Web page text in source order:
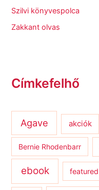
Szilvi könyvespolca
Zakkant olvas
Címkefelhő
Agave akciók
Bernie Rhodenbarr
ebook featured